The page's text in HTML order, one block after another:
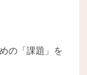
の「課題」を